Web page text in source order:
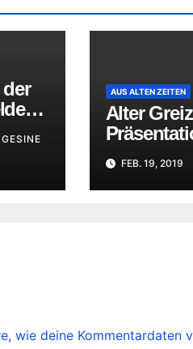
AUS ALTEN ZEITEN
Alter
FEB. 19, 2019
wie deine Kommentardaten